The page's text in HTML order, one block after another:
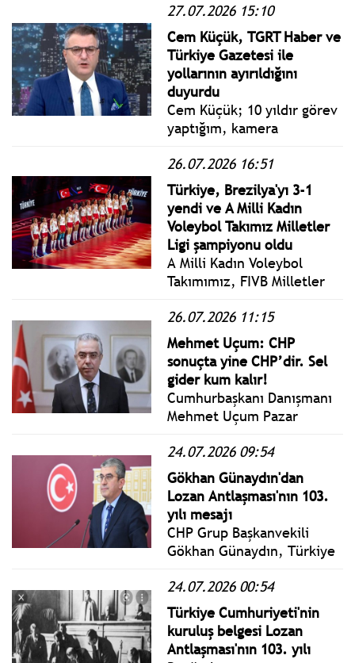
açıklaması; Bugün
yapılması gereken; CHP-
Yeni Parti hattındaki tüm
tartışmaları Türkiye’nin
ana gündem maddesi
haline getirmemektir.
27.07.2026 15:10
Cem Küçük, TGRT Haber ve
Türkiye Gazetesi ile
yollarının ayırıldığını
duyurdu
Cem Küçük; 10 yıldır görev
yaptığım, kamera
muhabirine kadar, her biri
alanında marka olan ekip
arkadaşlarımla birçok ses
getiren habere imza
attığımız TGRT Haber ve
Türkiye Gazetesi’yle
yollarımızı ayırdık.
26.07.2026 16:51
Türkiye, Brezilya'yı 3-1
yendi ve A Milli Kadın
Voleybol Takımız Milletler
Ligi şampiyonu oldu
A Milli Kadın Voleybol
Takımımız, FIVB Milletler
yenerek şampiyon oldu.
26.07.2026 11:15
Mehmet Uçum: CHP
sonuçta yine CHP’dir. Sel
gider kum kalır!
Cumhurbaşkanı Danışmanı
Mehmet Uçum Pazar
değerlendirdi; Türkiye’nin
gündeminde CHP ve Yeni
Parti ayrışması genel
politikanın ihtiyaçları
açısından son derece
önemsizdir.
24.07.2026 09:54
Gökhan Günaydın'dan
Lozan Antlaşması'nın 103.
yılı mesajı
CHP Grup Başkanvekili
Gökhan Günaydın, Türkiye
belgesi Lozan
Antlaşması'nın 103. yılı
nedeniyle mesaj yayımladı.
24.07.2026 00:54
Türkiye Cumhuriyeti'nin
kuruluş belgesi Lozan
Antlaşması'nın 103. yılı